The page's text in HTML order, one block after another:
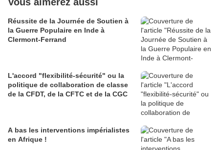
Réussite de la Journée de Soutien à
la Guerre Populaire en Inde à
Clermont-Ferrand
L'accord "flexibilité-sécurité" ou la
politique de collaboration de classe
de la CFDT, de la CFTC et de la CGC
A bas les interventions impérialistes
en Afrique !